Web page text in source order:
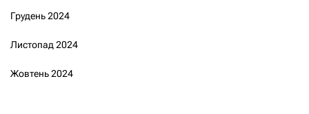
Грудень 2024
Листопад 2024
Жовтень 2024